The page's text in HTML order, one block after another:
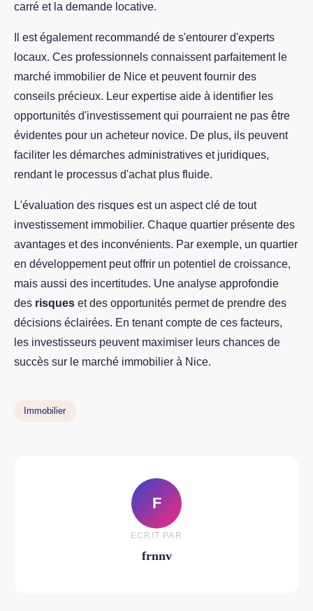
carré et la demande locative.
Il est également recommandé de s'entourer d'experts
locaux. Ces professionnels connaissent parfaitement le
marché immobilier de Nice et peuvent fournir des
conseils précieux. Leur expertise aide à identifier les
opportunités d'investissement qui pourraient ne pas être
évidentes pour un acheteur novice. De plus, ils peuvent
faciliter les démarches administratives et juridiques,
rendant le processus d'achat plus fluide.
L'évaluation des risques est un aspect clé de tout
investissement immobilier. Chaque quartier présente des
avantages et des inconvénients. Par exemple, un quartier
en développement peut offrir un potentiel de croissance,
mais aussi des incertitudes. Une analyse approfondie
des risques et des opportunités permet de prendre des
décisions éclairées. En tenant compte de ces facteurs,
les investisseurs peuvent maximiser leurs chances de
succès sur le marché immobilier à Nice.
Immobilier
F
ECRIT PAR
frnnv